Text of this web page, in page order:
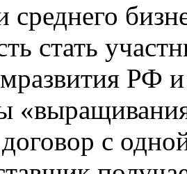
стать
РФ
с